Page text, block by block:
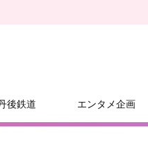
後鉄道 エンタメ企画